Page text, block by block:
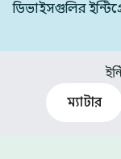
ডিভাইসগুলির